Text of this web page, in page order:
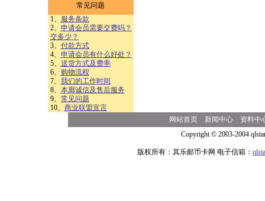
常见问题
1、
服务条款
2、 申请会员需要交费吗？
交多少？
3、 付款方式
4、 申请会员有什么好处？
5、 送货方式及费率
6、
购物流程
7、 我们的工作时间
8、 本廊诚信及售后服务
9、 常见问题
10、 商业联盟宣言
网站首页 新闻中心
资料中
Copyright © 2003-2004
版权所有：其乐邮币卡网 电子信箱：